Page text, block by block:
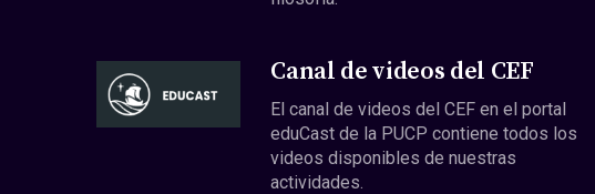
Canal de videos del CEF
El canal de videos del CEF en el portal
eduCast de la PUCP contiene todos los
videos disponibles de nuestras
actividades.